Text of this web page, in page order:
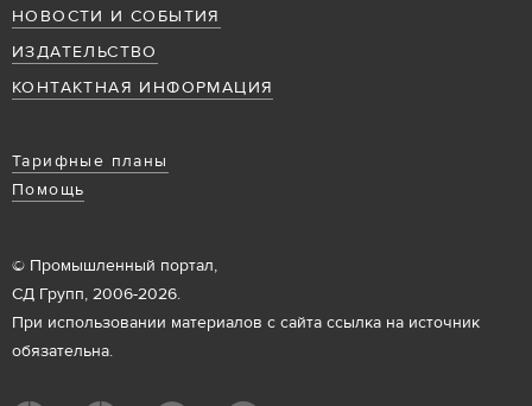
НОВОСТИ И СОБЫТИЯ
ИЗДАТЕЛЬСТВО
КОНТАКТНАЯ ИНФОРМАЦИЯ
Тарифные планы
Помощь
© Промышленный портал,
СД Групп, 2006-2026.
При использовании материалов с сайта ссылка на источник
обязательна.